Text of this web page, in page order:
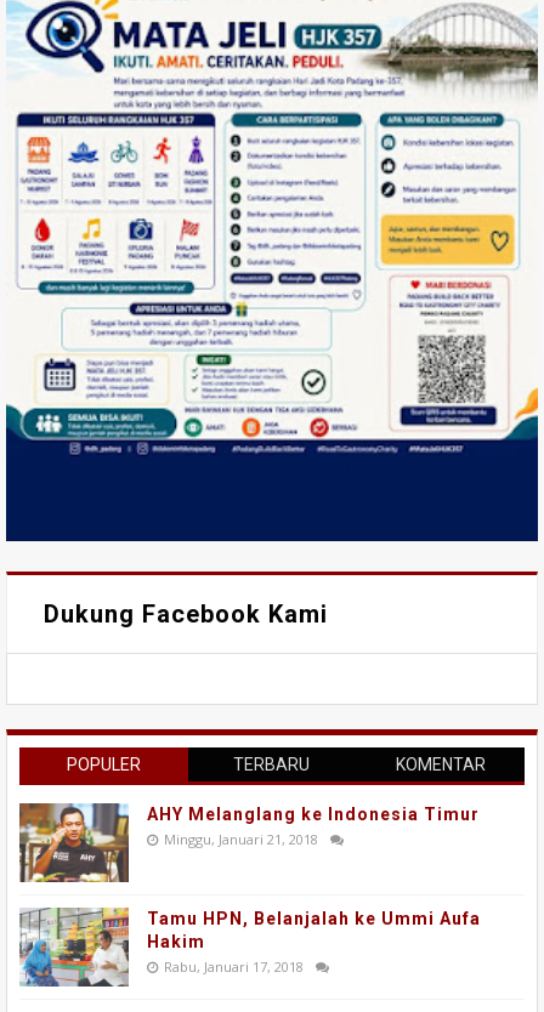
Dukung Facebook Kami
POPULER TERBARU KOMENTAR
AHY Melanglang ke Indonesia Timur
Minggu, Januari 21, 2018
Tamu HPN, Belanjalah ke Ummi Aufa
Hakim
Rabu, Januari 17, 2018